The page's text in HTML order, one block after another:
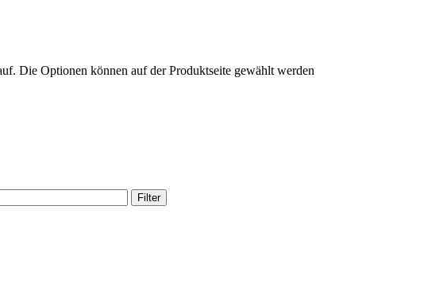
Die Optionen können auf der Produktseite gewählt werden
Filter